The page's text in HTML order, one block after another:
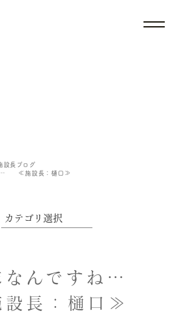
設長ブログ
ね… ≪施設長：樋口≫
なんですね…
長：樋口≫